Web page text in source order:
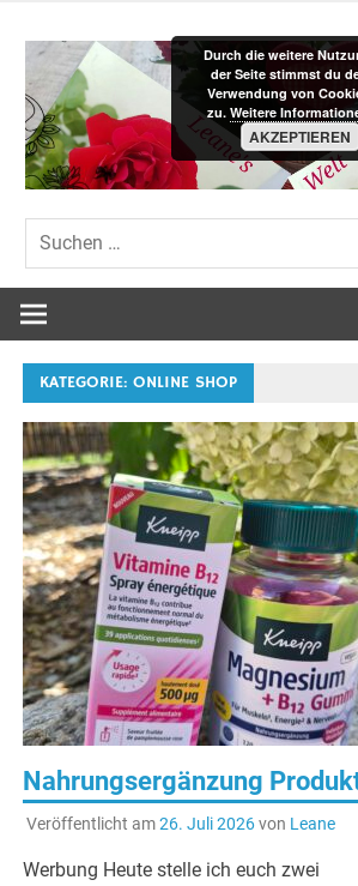
Inhalt
springen
KATEGORIE:ONLINE SHOP
Nahrungsergänzung
Veröffentlicht am26. Juli 2026von Leane
Werbung Heute stelle ich euch zwei
Durch die weitere
der Seite stimmst du
Verwendung von
zu. Weitere
AKZEPTIEREN